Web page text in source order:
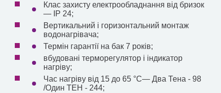
Клас захисту електрообладнання від бризок
— IP 24;
Вертикальний і горизонтальний монтаж
водонагрівача;
Термін гарантії на бак 7 років;
вбудовані терморегулятор і індикатор
нагріву;
Час нагріву від 15 до 65 °С— Два Тена - 98
/Один ТЕН - 244;